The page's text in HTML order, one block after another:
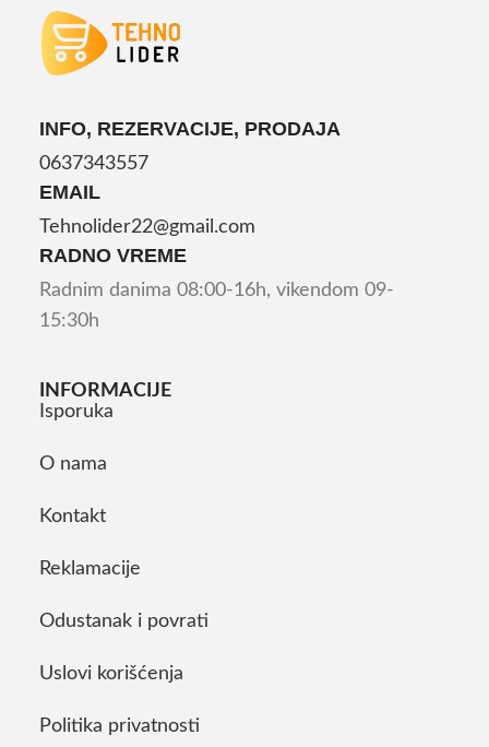
INFO, REZERVACIJE, PRODAJA
0637343557
EMAIL
Tehnolider22@gmail.com
RADNO VREME
Radnim danima 08:00-16h, vikendom 09-
15:30h
INFORMACIJE
Isporuka
O nama
Kontakt
Reklamacije
Odustanak i povrati
Uslovi korišćenja
Politika privatnosti